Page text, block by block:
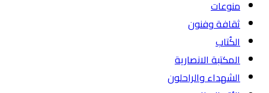
منوعات
ثقافة وفنون
الكُتاب
المكتبة الانصارية
الشهداء والراحلون